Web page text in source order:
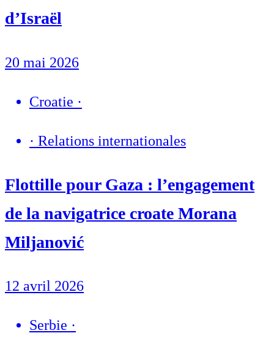
d’Israël
20 mai 2026
Croatie ·
· Relations internationales
Flottille pour Gaza : l’engagement
de la navigatrice croate Morana
Miljanović
12 avril 2026
Serbie ·